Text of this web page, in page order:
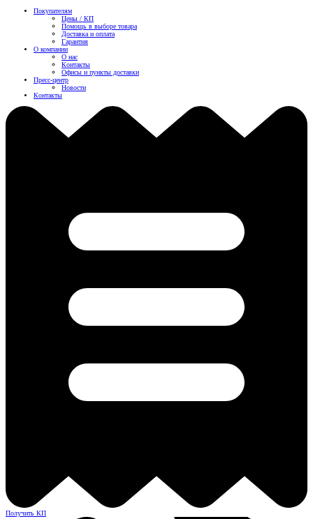
Покупателям
Цены / КП
Помощь в выборе товара
Доставка и оплата
Гарантия
О компании
О нас
Контакты
Офисы и пункты доставки
Пресс-центр
Новости
Контакты
Получить КП